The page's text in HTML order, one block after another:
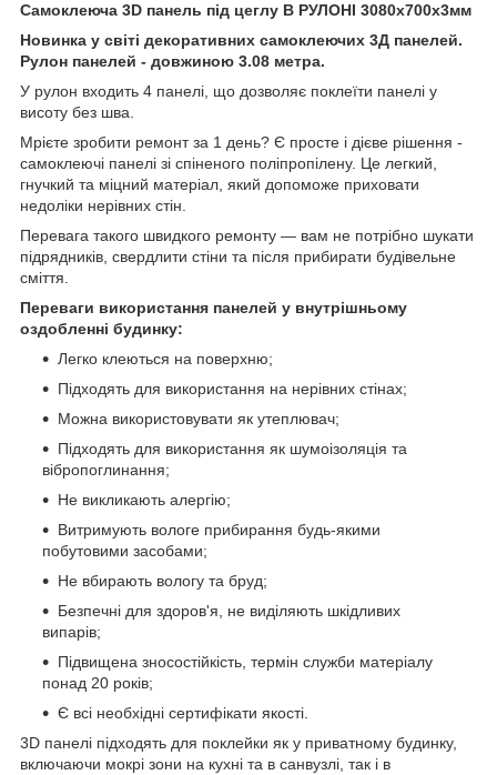
Самоклеюча 3D панель під цеглу В РУЛОНІ 3080x700x3мм
Новинка у світі декоративних самоклеючих 3Д панелей.
Рулон панелей - довжиною 3.08 метра.
У рулон входить 4 панелі, що дозволяє поклеїти панелі у
висоту без шва.
Мрієте зробити ремонт за 1 день? Є просте і дієве рішення -
самоклеючі панелі зі спіненого поліпропілену. Це легкий,
гнучкий та міцний матеріал, який допоможе приховати
недоліки нерівних стін.
Перевага такого швидкого ремонту — вам не потрібно шукати
підрядників, свердлити стіни та після прибирати будівельне
сміття.
Переваги використання панелей у внутрішньому
оздобленні будинку:
Легко клеються на поверхню;
Підходять для використання на нерівних стінах;
Можна використовувати як утеплювач;
Підходять для використання як шумоізоляція та
вібропоглинання;
Не викликають алергію;
Витримують вологе прибирання будь-якими
побутовими засобами;
Не вбирають вологу та бруд;
Безпечні для здоров'я, не виділяють шкідливих
випарів;
Підвищена зносостійкість, термін служби матеріалу
понад 20 років;
Є всі необхідні сертифікати якості.
3D панелі підходять для поклейки як у приватному будинку,
включаючи мокрі зони на кухні та в санвузлі, так і в